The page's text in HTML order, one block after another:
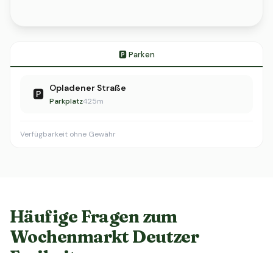
🅿️ Parken
🅿️ Opladener Straße
Parkplatz425m
Verfügbarkeit ohne Gewähr
Häufige Fragen zum
Wochenmarkt Deutzer